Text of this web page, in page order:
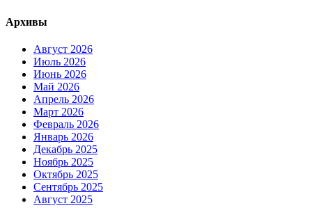
Архивы
Август 2026
Июль 2026
Июнь 2026
Май 2026
Апрель 2026
Март 2026
Февраль 2026
Январь 2026
Декабрь 2025
Ноябрь 2025
Октябрь 2025
Сентябрь 2025
Август 2025